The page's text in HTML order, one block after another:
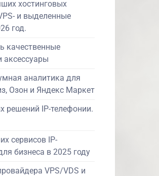
хостинговых
и выделенные
год.
качественные
аксессуары
аналитика для
Озон и Яндекс Маркет
решений IP-телефонии.
сервисов IP-
бизнеса в 2025 году
VPS/VDS и